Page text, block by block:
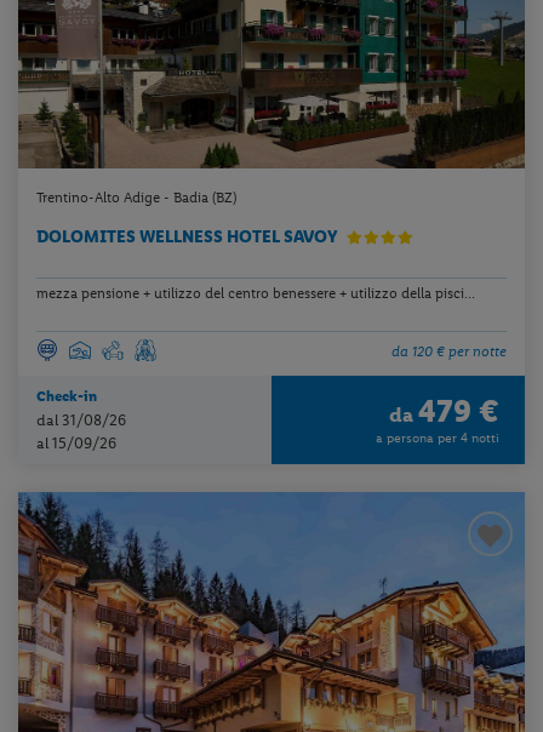
Trentino-Alto Adige - Badia (BZ)
DOLOMITES WELLNESS HOTEL SAVOY
mezza pensione + utilizzo del centro benessere + utilizzo della pisci...
da 120 € per notte
Check-in
dal 31/08/26
al 15/09/26
da 479 €
a persona per 4 notti